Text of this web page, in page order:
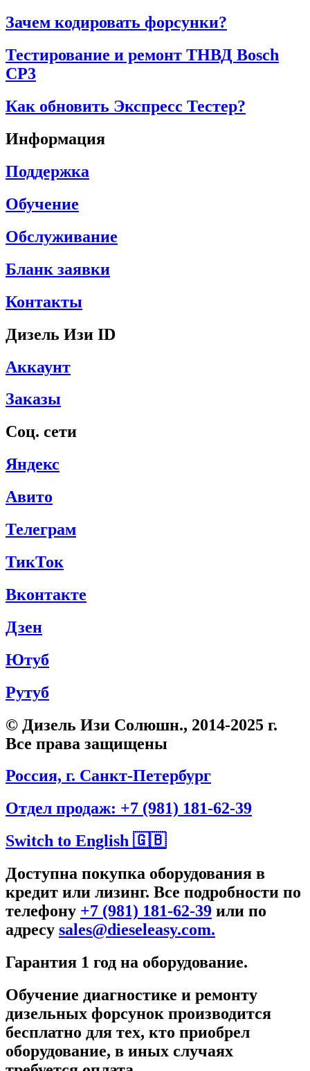
Зачем кодировать форсунки?
Тестирование и ремонт ТНВД Bosch
CP3
Как обновить Экспресс Тестер?
Информация
Поддержка
Обучение
Обслуживание
Бланк заявки
Контакты
Дизель Изи ID
Аккаунт
Заказы
Соц. сети
Яндекс
Авито
Телеграм
ТикТок
Вконтакте
Дзен
Ютуб
Рутуб
© Дизель Изи Солюшн., 2014-2025 г.
Все права защищены
Россия, г. Санкт-Петербург
Отдел продаж: +7 (981) 181-62-39
Switch to English 🇬🇧
Доступна покупка оборудования в
кредит или лизинг. Все подробности по
телефону +7 (981) 181-62-39 или по
адресу sales@dieseleasy.com.
Гарантия 1 год на оборудование.
Обучение диагностике и ремонту
дизельных форсунок производится
бесплатно для тех, кто приобрел
оборудование, в иных случаях